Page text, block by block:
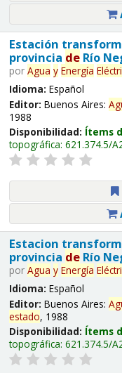
Estación
provincia deRío
por Agua y Energía
Idioma: Español
Editor: Buenos Aires:
1988
Disponibilidad: Ítems
topográfica: 621.374.5/
Estacion
provincia deRío
por Agua y Energía
Idioma: Español
Editor: Buenos Aires:
estado, 1988
Disponibilidad: Ítems
topográfica: 621.374.5/